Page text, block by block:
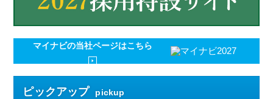
マイナビの当社ページはこちら
ピックアップ pickup